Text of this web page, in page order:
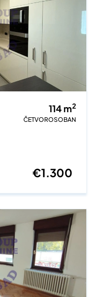
114m2
ČETVOROSOBAN
€1.300